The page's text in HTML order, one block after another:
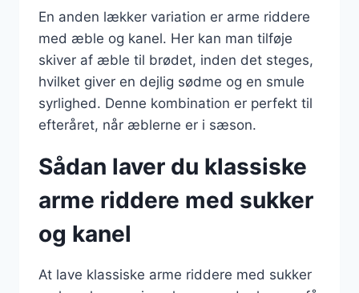
En anden lækker variation er arme riddere
med æble og kanel. Her kan man tilføje
skiver af æble til brødet, inden det steges,
hvilket giver en dejlig sødme og en smule
syrlighed. Denne kombination er perfekt til
efteråret, når æblerne er i sæson.
Sådan laver du klassiske
arme riddere med sukker
og kanel
At lave klassiske arme riddere med sukker